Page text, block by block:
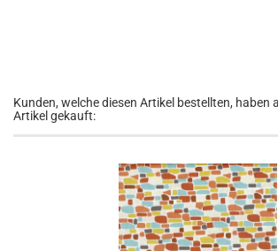
Kunden, welche diesen Artikel bestellten, haben
Artikel gekauft: